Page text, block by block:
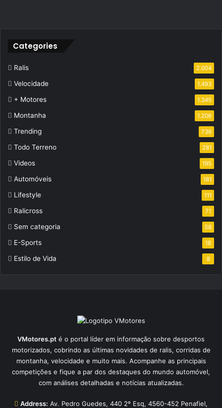
Categories
Ralis 2.004
Velocidade 1.493
+ Motores 1.345
Montanha 1.206
Trending 736
Todo Terreno 281
Videos 195
Automóveis 181
Lifestyle 111
Ralicross 71
Sem categoria 58
E-Sports 18
Estilo de Vida 8
VMotores.pt é o portal líder em informação sobre desportos
motorizados, cobrindo as últimas novidades de ralis, corridas de
montanha, velocidade e muito mais. Acompanhe as principais
competições e fique a par dos destaques do mundo automóvel,
com análises detalhadas e notícias atualizadas.
Address: Av. Pedro Guedes, 440 2º Esq, 4560-452 Penafiel,